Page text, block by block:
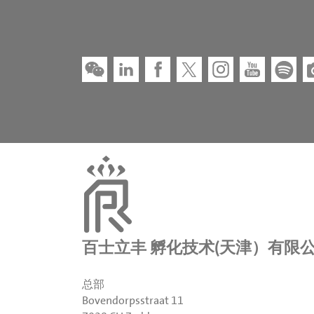
百士立丰 孵化技术(天津）有限
总部
Bovendorpsstraat 11